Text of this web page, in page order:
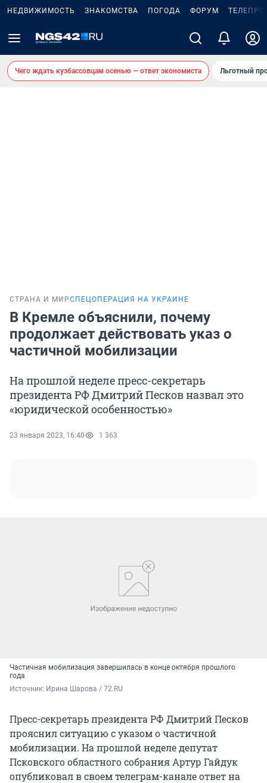
НЕДВИЖИМОСТЬ ЗНАКОМСТВА ПОГОДА ФОРУМ
Чего ждать кузбассовцам осенью — ответ экономиста Льготный
СТРАНА И МИРСПЕЦОПЕРАЦИЯ НА УКРАИНЕ
В Кремле объяснили, почему
продолжает действовать указ о
частичной мобилизации
На прошлой неделе пресс-секретарь
президента РФ Дмитрий Песков назвал это
«юридической особенностью»
23 января 2023, 16:40 1 363
Частичная мобилизация завершилась в конце октября прошлого
года
Источник: Ирина Шарова / 72.RU
Пресс-секретарь президента РФ Дмитрий Песков
прояснил ситуацию с указом о частичной
мобилизации. На прошлой неделе депутат
Псковского областного собрания Артур Гайдук
опубликовал в своем телеграм-канале ответ на